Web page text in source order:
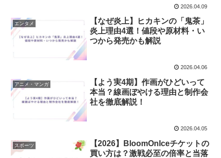
2026.04.09
エンタメ
【なぜ炎上】ヒカキンの「鬼茶」
炎上理由4選！値段や原材料・い
つから発売かも解説
2026.04.06
アニメ・マンガ
【よう実4期】作画がひどいって
本当？線画ぼやける理由と制作会
社を徹底解説！
2026.04.05
スポーツ
【2026】BloomOnIceチケットの
買い方は？激戦必至の倍率と当落